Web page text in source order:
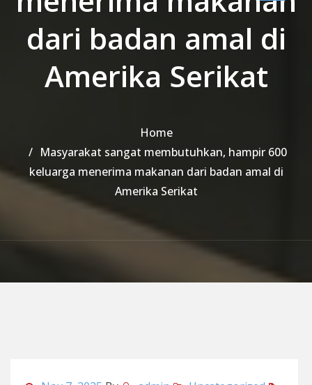
dari badan amal di
Amerika Serikat
Home
Masyarakat sangat membutuhkan, hampir 600
keluarga menerima makanan dari badan amal di
Amerika Serikat